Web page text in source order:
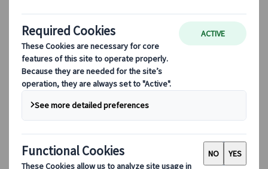
Blog
Consigli di viaggio per ogni stagione
Attrazioni principali
Approfondimenti culturali
Esperienze culinarie
Alla scoperta del Giappone in treno
Domande frequenti
Informazioni essenziali
Regole di etichetta
Guidare in Giappone
Prenotare con noi
Japan Rail Pass
Strutture ricettive
Consulenza online